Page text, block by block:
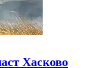
Хасково